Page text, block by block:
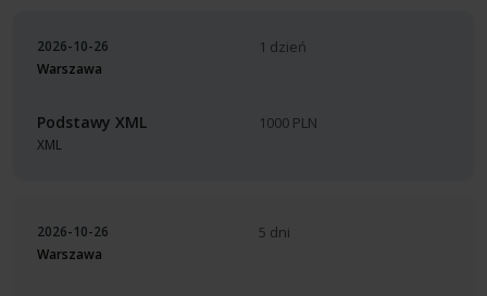
2026-10-26
Warszawa
Podstawy XML
XML
1 dzień
1000 PLN
2026-10-26
Warszawa
5 dni